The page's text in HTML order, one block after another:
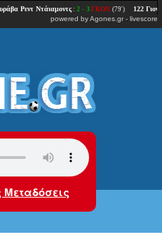
powered byAgones.gr- livescore
Μεταδόσεις